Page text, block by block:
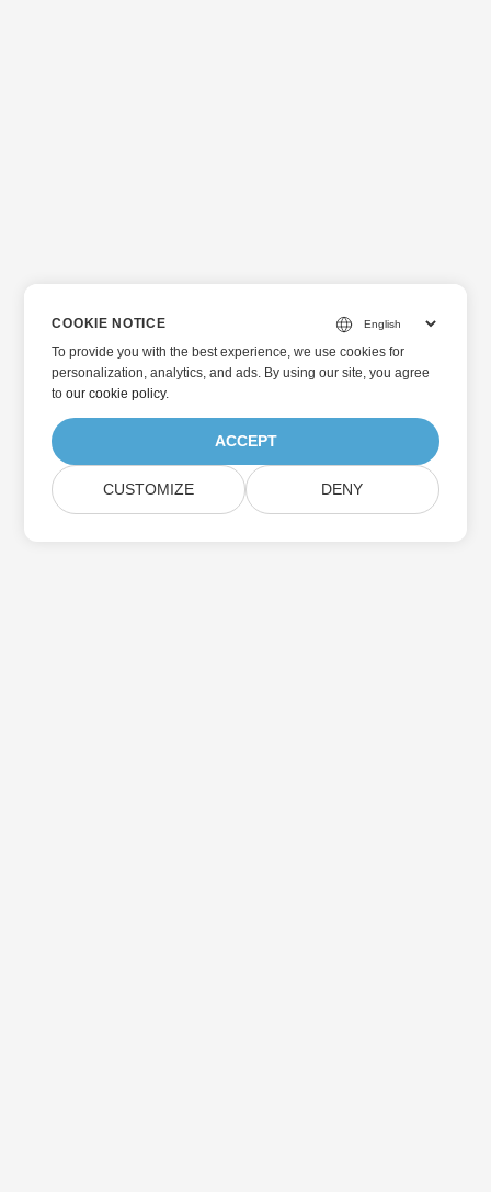
COOKIE NOTICE
To provide you with the best experience, we use cookies for
personalization, analytics, and ads. By using our site, you agree
toour cookie policy.
ACCEPT
CUSTOMIZE DENY